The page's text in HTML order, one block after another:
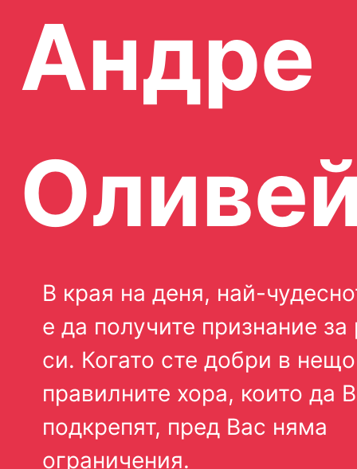
Андре
В края на деня, най-
е да получите признание за
си. Когато сте добри в
правилните хора, които да
подкрепят, пред Вас няма
ограничения.